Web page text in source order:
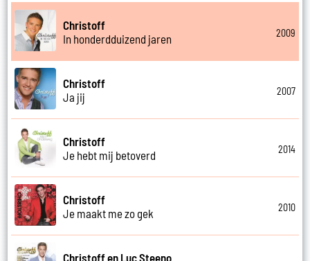
Christoff
In honderdduizend jaren
2009
Christoff
Ja jij
2007
Christoff
Je hebt mij betoverd
2014
Christoff
Je maakt me zo gek
2010
Christoff en Luc Steeno